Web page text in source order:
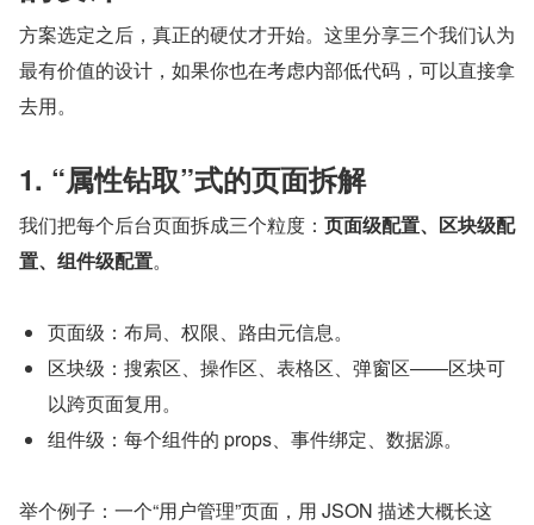
方案选定之后，真正的硬仗才开始。这里分享三个我们认为
最有价值的设计，如果你也在考虑内部低代码，可以直接拿
去用。
1. “属性钻取”式的页面拆解
我们把每个后台页面拆成三个粒度： 页面级配置、区块级配
置、组件级配置。
页面级：布局、权限、路由元信息。
区块级：搜索区、操作区、表格区、弹窗区——区块可
以跨页面复用。
组件级：每个组件的 props、事件绑定、数据源。
举个例子：一个“用户管理”页面，用 JSON 描述大概长这